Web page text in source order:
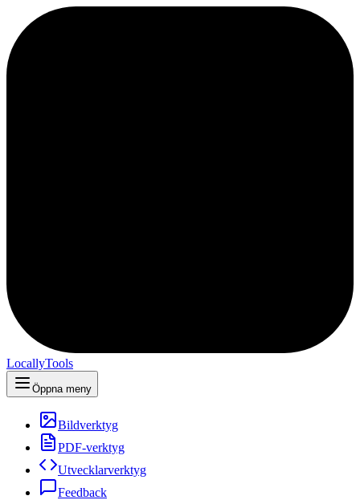
LocallyTools
Öppna meny
Bildverktyg
PDF-verktyg
Utvecklarverktyg
Feedback